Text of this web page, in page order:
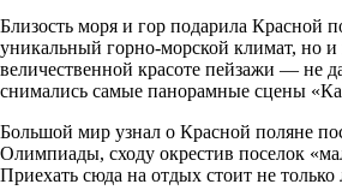
Близость моря и гор подарила Красной
уникальный горно-морской климат, но
величественной красоте пейзажи — не
снимались самые панорамные сцены
Большой мир узнал о Красной поляне
Олимпиады, сходу окрестив поселок
Приехать сюда на отдых стоит не